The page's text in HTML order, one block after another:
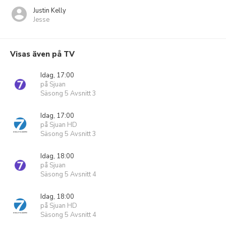
Justin Kelly
Jesse
Visas även på TV
Idag, 17:00
på Sjuan
Säsong 5 Avsnitt 3
Idag, 17:00
på Sjuan HD
Säsong 5 Avsnitt 3
Idag, 18:00
på Sjuan
Säsong 5 Avsnitt 4
Idag, 18:00
på Sjuan HD
Säsong 5 Avsnitt 4